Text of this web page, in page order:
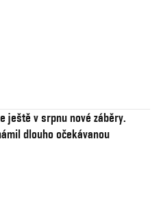
ještě v srpnu nové záběry.
dlouho očekávanou